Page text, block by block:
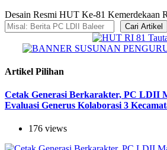
Desain Resmi HUT Ke-81 Kemerdekaan
Cari Artikel
Artikel Pilihan
Cetak Generasi Berkarakter, PC LDII
Evaluasi Generus Kolaborasi 3
176 views